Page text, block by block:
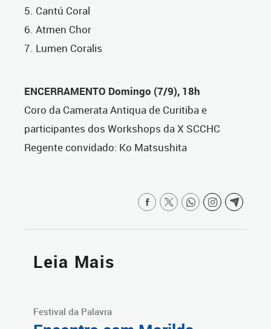
5. Cantú Coral
6. Atmen Chor
7. Lumen Coralis
ENCERRAMENTO Domingo (7/9), 18h
Coro da Camerata Antiqua de Curitiba e
participantes dos Workshops da X SCCHC
Regente convidado: Ko Matsushita
Leia Mais
Festival da Palavra